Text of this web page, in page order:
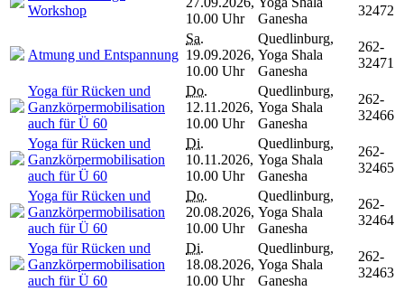
Workshop
10.00 Uhr
Ganesha
32472
Atmung und Entspannung
Sa.
19.09.2026,
10.00 Uhr
Quedlinburg,
Yoga Shala
Ganesha
262-
32471
Yoga für Rücken und
Ganzkörpermobilisation
auch für Ü 60
Do.
12.11.2026,
10.00 Uhr
Quedlinburg,
Yoga Shala
Ganesha
262-
32466
Yoga für Rücken und
Ganzkörpermobilisation
auch für Ü 60
Di.
10.11.2026,
10.00 Uhr
Quedlinburg,
Yoga Shala
Ganesha
262-
32465
Yoga für Rücken und
Ganzkörpermobilisation
auch für Ü 60
Do.
20.08.2026,
10.00 Uhr
Quedlinburg,
Yoga Shala
Ganesha
262-
32464
Yoga für Rücken und
Ganzkörpermobilisation
auch für Ü 60
Di.
18.08.2026,
10.00 Uhr
Quedlinburg,
Yoga Shala
Ganesha
262-
32463